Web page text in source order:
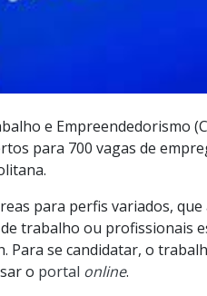
e Empreendedorismo
para 700 vagas de
para perfis variados,
trabalho ou profissionais
Para se candidatar, o
o portal online.